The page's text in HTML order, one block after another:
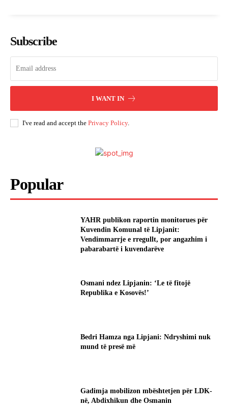
Subscribe
I WANT IN
I've read and accept the Privacy Policy.
Popular
YAHR publikon raportin monitorues për
Kuvendin Komunal të Lipjanit:
Vendimmarrje e rregullt, por angazhim i
pabarabartë i kuvendarëve
Osmani ndez Lipjanin: ‘Le të fitojë
Republika e Kosovës!’
Bedri Hamza nga Lipjani: Ndryshimi nuk
mund të presë më
Gadimja mobilizon mbështetjen për LDK-
në, Abdixhikun dhe Osmanin